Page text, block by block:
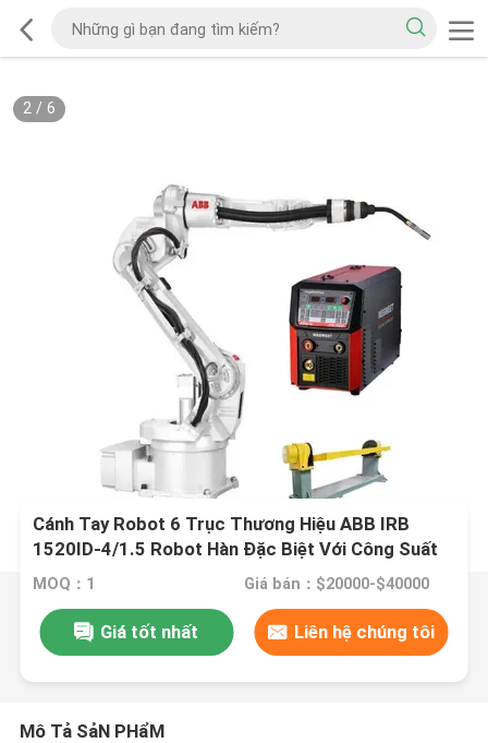
2/ 6
Cánh Tay Robot 6 Trục Thương Hiệu ABB IRB
1520ID-4/1.5 Robot Hàn Đặc Biệt Với ​​Công Suất
Hàn Megmeet Và Bộ Định Vị
MOQ：1 Giá bán：$20000-$40000
Giá tốt nhất Liên hệ chúng tôi
Mô Tả SảN PHẩM